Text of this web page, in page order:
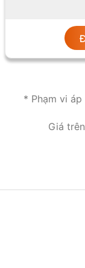
* Phạm vi áp
Giá